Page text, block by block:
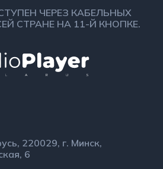
ЧЕРЕЗ КАБЕЛЬНЫХ
СТРАНЕ НА 11-Й КНОПКЕ.
220029, г. Минск,
6